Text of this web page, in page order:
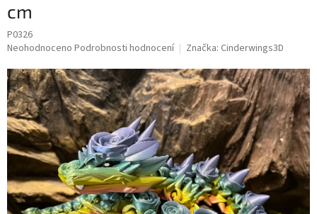
cm
P0326
Průměrné
produktu
je
0,0
z
5
hvězdiček.
Neohodnoceno Podrobnosti hodnocení Značka: Cinderwings3D